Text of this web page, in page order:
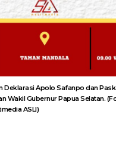
Deklarasi Apolo Safanpo dan
Wakil Gubernur Papua Selatan.
ASLI)